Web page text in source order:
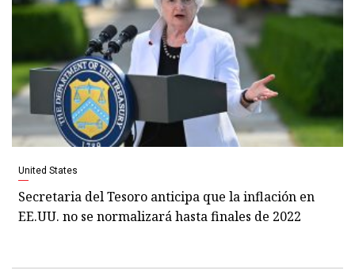
United States
Secretaria del Tesoro anticipa que la inflación en
EE.UU. no se normalizará hasta finales de 2022